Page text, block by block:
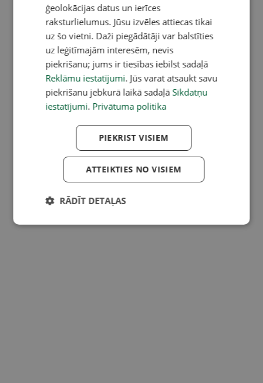
ģeolokācijas datus un ierīces
raksturlielumus. Jūsu izvēles attiecas tikai
uz šo vietni. Daži piegādātāji var balstīties
uz leģitīmajām interesēm, nevis
piekrišanu; jums ir tiesības iebilst sadaļā
Reklāmu iestatījumi. Jūs varat atsaukt savu
piekrišanu jebkurā laikā sadaļā Sīkdatņu
iestatījumi. Privātuma politika
PIEKRIST VISIEM
ATTEIKTIES NO VISIEM
RĀDĪT DETAĻAS